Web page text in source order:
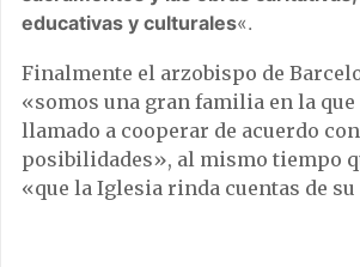
educativas y culturales«.
Finalmente el arzobispo de
«somos una gran familia en la que
llamado a cooperar de acuerdo
posibilidades», al mismo tiempo
«que la Iglesia rinda cuentas de